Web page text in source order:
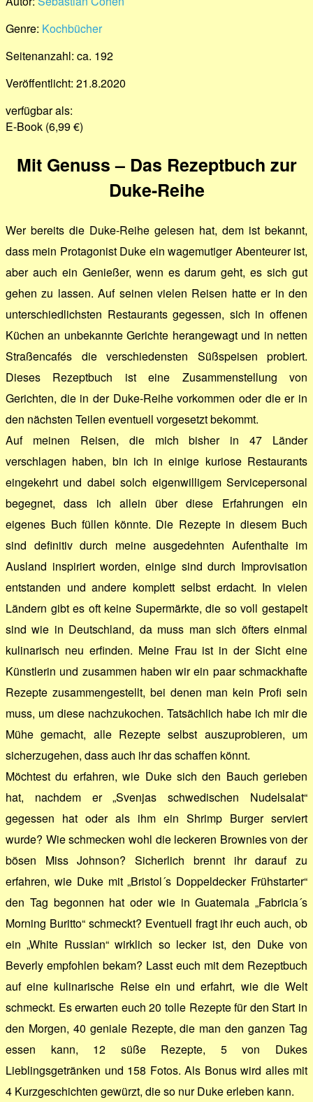
Genre: Kochbücher
Seitenanzahl: ca. 192
Veröffentlicht: 21.8.2020
verfügbar als:
E-Book (6,99 €)
Mit Genuss – Das Rezeptbuch zur
Duke-Reihe
Wer bereits die Duke-Reihe gelesen hat, dem ist bekannt,
dass mein Protagonist Duke ein wagemutiger Abenteurer ist,
aber auch ein Genießer, wenn es darum geht, es sich gut
gehen zu lassen. Auf seinen vielen Reisen hatte er in den
unterschiedlichsten Restaurants gegessen, sich in offenen
Küchen an unbekannte Gerichte herangewagt und in netten
Straßencafés die verschiedensten Süßspeisen probiert.
Dieses Rezeptbuch ist eine Zusammenstellung von
Gerichten, die in der Duke-Reihe vorkommen oder die er in
den nächsten Teilen eventuell vorgesetzt bekommt.
Auf meinen Reisen, die mich bisher in 47 Länder
verschlagen haben, bin ich in einige kuriose Restaurants
eingekehrt und dabei solch eigenwilligem Servicepersonal
begegnet, dass ich allein über diese Erfahrungen ein
eigenes Buch füllen könnte. Die Rezepte in diesem Buch
sind definitiv durch meine ausgedehnten Aufenthalte im
Ausland inspiriert worden, einige sind durch Improvisation
entstanden und andere komplett selbst erdacht. In vielen
Ländern gibt es oft keine Supermärkte, die so voll gestapelt
sind wie in Deutschland, da muss man sich öfters einmal
kulinarisch neu erfinden. Meine Frau ist in der Sicht eine
Künstlerin und zusammen haben wir ein paar schmackhafte
Rezepte zusammengestellt, bei denen man kein Profi sein
muss, um diese nachzukochen. Tatsächlich habe ich mir die
Mühe gemacht, alle Rezepte selbst auszuprobieren, um
sicherzugehen, dass auch ihr das schaffen könnt.
Möchtest du erfahren, wie Duke sich den Bauch gerieben
hat, nachdem er „Svenjas schwedischen Nudelsalat“
gegessen hat oder als ihm ein Shrimp Burger serviert
wurde? Wie schmecken wohl die leckeren Brownies von der
bösen Miss Johnson? Sicherlich brennt ihr darauf zu
erfahren, wie Duke mit „Bristol´s Doppeldecker Frühstarter“
den Tag begonnen hat oder wie in Guatemala „Fabricia´s
Morning Buritto“ schmeckt? Eventuell fragt ihr euch auch, ob
ein „White Russian“ wirklich so lecker ist, den Duke von
Beverly empfohlen bekam? Lasst euch mit dem Rezeptbuch
auf eine kulinarische Reise ein und erfahrt, wie die Welt
schmeckt. Es erwarten euch 20 tolle Rezepte für den Start in
den Morgen, 40 geniale Rezepte, die man den ganzen Tag
essen kann, 12 süße Rezepte, 5 von Dukes
Lieblingsgetränken und 158 Fotos. Als Bonus wird alles mit
4 Kurzgeschichten gewürzt, die so nur Duke erleben kann.